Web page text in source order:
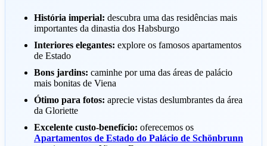
História imperial: descubra uma das residências mais
importantes da dinastia dos Habsburgo
Interiores elegantes: explore os famosos apartamentos
de Estado
Bons jardins: caminhe por uma das áreas de palácio
mais bonitas de Viena
Ótimo para fotos: aprecie vistas deslumbrantes da área
da Gloriette
Excelente custo-benefício: oferecemos os
Apartamentos de Estado do Palácio de Schönbrunn